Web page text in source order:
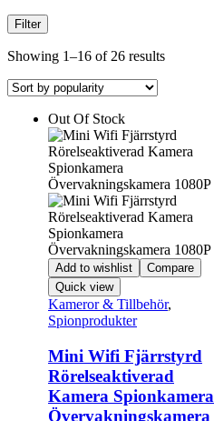
Filter
Showing 1–16 of 26 results
Out Of Stock
Add to wishlist
Compare
Quick view
Kameror & Tillbehör,
Spionprodukter
Mini Wifi Fjärrstyrd
Rörelseaktiverad
Kamera Spionkamera
Övervakningskamera